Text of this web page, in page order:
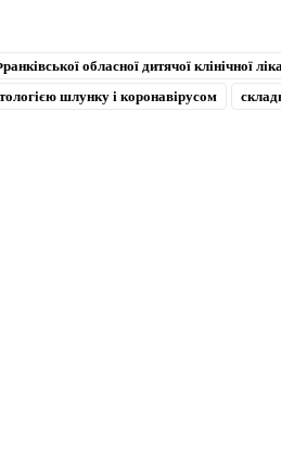
обласної дитячої клінічної
шлунку і коронавірусом